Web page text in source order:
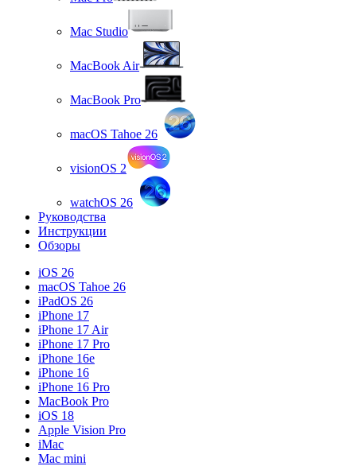
Mac Studio
MacBook Air
MacBook Pro
macOS Tahoe 26
visionOS 2
watchOS 26
Руководства
Инструкции
Обзоры
iOS 26
macOS Tahoe 26
iPadOS 26
iPhone 17
iPhone 17 Air
iPhone 17 Pro
iPhone 16e
iPhone 16
iPhone 16 Pro
MacBook Pro
iOS 18
Apple Vision Pro
iMac
Mac mini